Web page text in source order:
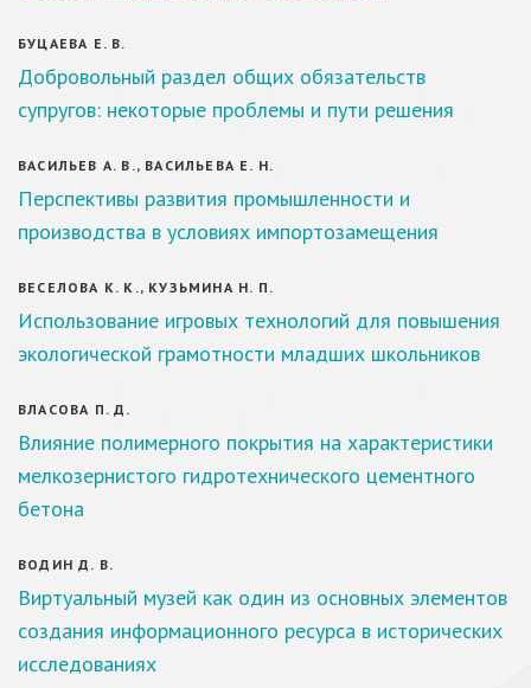
БУЦАЕВА Е. В.
Добровольный раздел общих обязательств
супругов: некоторые проблемы и пути решения
ВАСИЛЬЕВ А. В., ВАСИЛЬЕВА Е. Н.
Перспективы развития промышленности и
производства в условиях импортозамещения
ВЕСЕЛОВА К. К., КУЗЬМИНА Н. П.
Использование игровых технологий для повышения
экологической грамотности младших школьников
ВЛАСОВА П. Д.
Влияние полимерного покрытия на характеристики
мелкозернистого гидротехнического цементного
бетона
ВОДИН Д. В.
Виртуальный музей как один из основных элементов
создания информационного ресурса в исторических
исследованиях